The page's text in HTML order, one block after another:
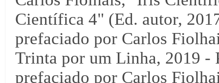
Científica 4" (Ed. autor,
prefaciado por Carlos
Trinta por um Linha, 2019 -
prefaciado por Carlos